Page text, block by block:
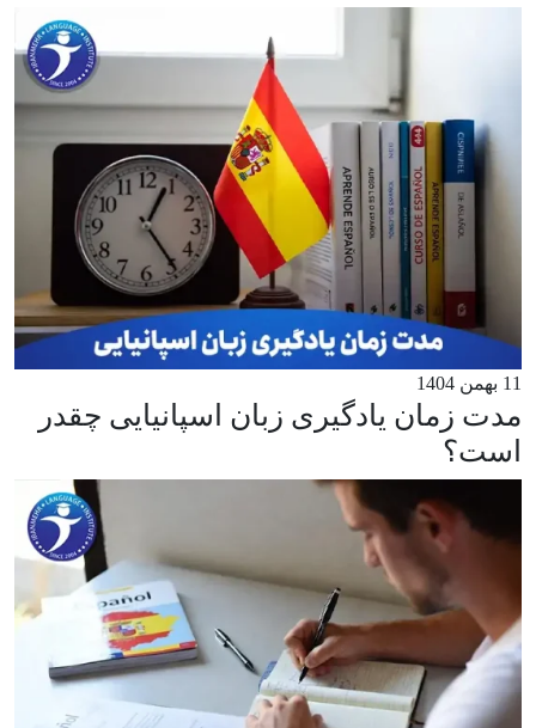
11 بهمن 1404
مدت زمان یادگیری زبان اسپانیایی چقدر
است؟